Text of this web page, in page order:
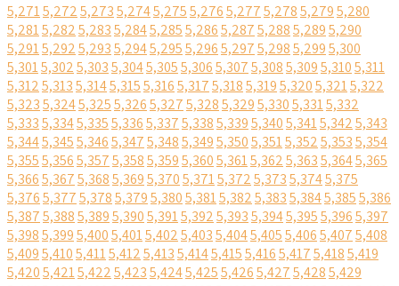
5,2715,2725,2735,2745,2755,2765,2775,2785,2795,280
5,2815,2825,2835,2845,2855,2865,2875,2885,2895,290
5,2915,2925,2935,2945,2955,2965,2975,2985,2995,300
5,3015,3025,3035,3045,3055,3065,3075,3085,3095,3105,311
5,3125,3135,3145,3155,3165,3175,3185,3195,3205,3215,322
5,3235,3245,3255,3265,3275,3285,3295,3305,3315,332
5,3335,3345,3355,3365,3375,3385,3395,3405,3415,3425,343
5,3445,3455,3465,3475,3485,3495,3505,3515,3525,3535,354
5,3555,3565,3575,3585,3595,3605,3615,3625,3635,3645,365
5,3665,3675,3685,3695,3705,3715,3725,3735,3745,375
5,3765,3775,3785,3795,3805,3815,3825,3835,3845,3855,386
5,3875,3885,3895,3905,3915,3925,3935,3945,3955,3965,397
5,3985,3995,4005,4015,4025,4035,4045,4055,4065,4075,408
5,4095,4105,4115,4125,4135,4145,4155,4165,4175,4185,419
5,4205,4215,4225,4235,4245,4255,4265,4275,4285,429